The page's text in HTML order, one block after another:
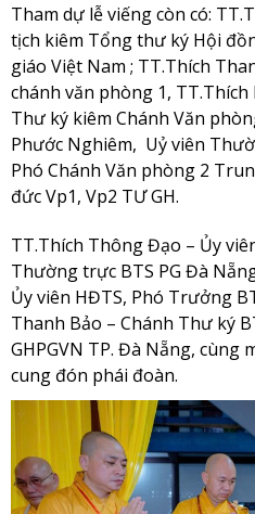
Tham dự lễ viếng còn có:
tịch kiêm Tổng thư ký Hội
giáo Việt Nam ; TT.Thích
chánh văn phòng 1,
Thư ký kiêm Chánh Văn
Phước Nghiêm, Uỷ viên
Phó Chánh Văn phòng 2
đức Vp1, Vp2 TƯ GH.
TT.Thích Thông Đạo – Ủy
Thường trực BTS PG Đà
Ủy viên HĐTS, Phó Trưởng
Thanh Bảo – Chánh Thư ký
GHPGVN TP. Đà Nẵng, cùng
cung đón phái đoàn.